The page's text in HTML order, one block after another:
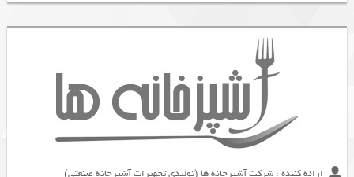
ارائه کننده : شرکت آشپزخانه ها (تولیدی تجهیزات آشپزخانه صنعتی)